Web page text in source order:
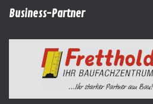
Business-Partner